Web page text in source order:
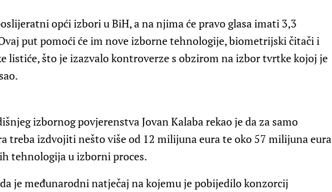
opći izbori u BiH, a na njima će pravo glasa imati 3,3
put pomoći će im nove izborne tehnologije, biometrijski čitači i
listiće, što je izazvalo kontroverze s obzirom na izbor tvrtke kojoj je
izbornog povjerenstva Jovan Kalaba rekao je da za samo
treba izdvojiti nešto više od 12 milijuna eura te oko 57 milijuna eura
tehnologija u izborni proces.
je međunarodni natječaj na kojemu je pobijedilo konzorcij